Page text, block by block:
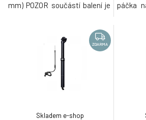
mm) POZOR součástí balení je
bez páčky). - základní model s
výborným poměrem
výkon/váha. Teleskopická
sedlovka s možností vedení
bovdenu uvnitř rámu vhodná
páčka
bez
ZDARMA
Skladem e-shop